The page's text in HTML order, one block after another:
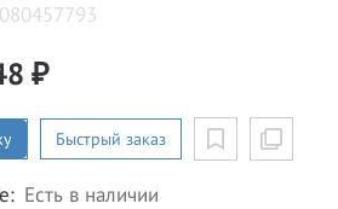
₽
Быстрый заказ
Есть в наличии